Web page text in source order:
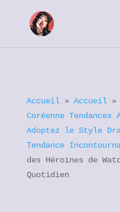
Accueil» Accueil»
Coréenne
Adoptez le Style
Tendance
des Héroïnes de
Quotidien